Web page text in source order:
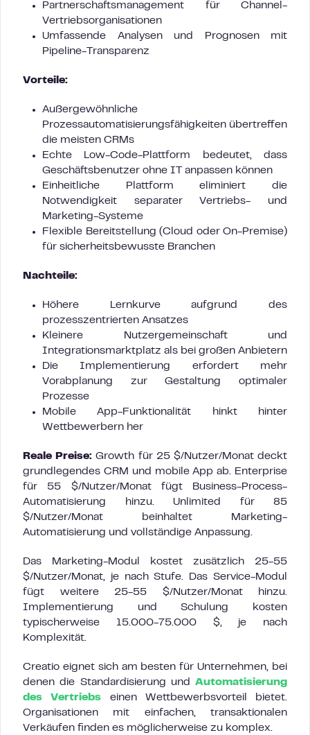
Partnerschaftsmanagement für Channel-
Vertriebsorganisationen
Umfassende Analysen und Prognosen mit
Pipeline-Transparenz
Vorteile:
Außergewöhnliche
Prozessautomatisierungsfähigkeiten übertreffen
die meisten CRMs
Echte Low-Code-Plattform bedeutet, dass
Geschäftsbenutzer ohne IT anpassen können
Einheitliche Plattform eliminiert die
Notwendigkeit separater Vertriebs- und
Marketing-Systeme
Flexible Bereitstellung (Cloud oder On-Premise)
für sicherheitsbewusste Branchen
Nachteile:
Höhere Lernkurve aufgrund des
prozesszentrierten Ansatzes
Kleinere Nutzergemeinschaft und
Integrationsmarktplatz als bei großen Anbietern
Die Implementierung erfordert mehr
Vorabplanung zur Gestaltung optimaler
Prozesse
Mobile App-Funktionalität hinkt hinter
Wettbewerbern her
Reale Preise: Growth für 25 $/Nutzer/Monat deckt
grundlegendes CRM und mobile App ab. Enterprise
für 55 $/Nutzer/Monat fügt Business-Process-
Automatisierung hinzu. Unlimited für 85
$/Nutzer/Monat beinhaltet Marketing-
Automatisierung und vollständige Anpassung.
Das Marketing-Modul kostet zusätzlich 25-55
$/Nutzer/Monat, je nach Stufe. Das Service-Modul
fügt weitere 25-55 $/Nutzer/Monat hinzu.
Implementierung und Schulung kosten
typischerweise 15.000-75.000 $, je nach
Komplexität.
Creatio eignet sich am besten für Unternehmen, bei
denen die Standardisierung und Automatisierung
des Vertriebs einen Wettbewerbsvorteil bietet.
Organisationen mit einfachen, transaktionalen
Verkäufen finden es möglicherweise zu komplex.